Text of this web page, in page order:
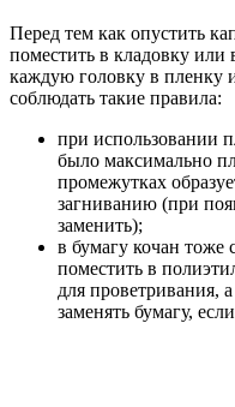
Перед тем как опустить
поместить в кладовку
каждую головку в пленку
соблюдать такие правила:
при использовании
было максимально
промежутках
загниванию (при
заменить);
в бумагу кочан тоже
поместить в
для проветривания,
заменять бумагу,